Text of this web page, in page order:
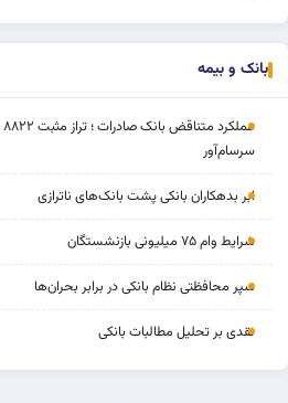
بانک و بیمه
سرسام‌آور
ابر بدهکاران بانکی پشت بانک‌های ناترازی
شرایط وام ۷۵ میلیونی بازنشستگان
سپر محافظتی نظام بانکی در برابر بحران‌ها
نقدی بر تحلیل مطالبات بانکی